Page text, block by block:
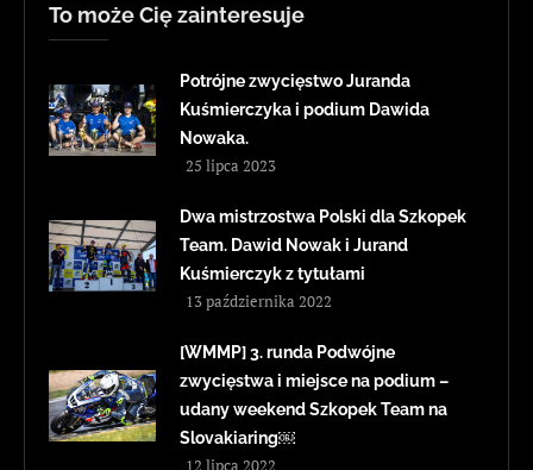
To może Cię zainteresuje
Potrójne zwycięstwo Juranda
Kuśmierczyka i podium Dawida
Nowaka.
25 lipca 2023
Dwa mistrzostwa Polski dla Szkopek
Team. Dawid Nowak i Jurand
Kuśmierczyk z tytułami
13 października 2022
[WMMP] 3. runda Podwójne
zwycięstwa i miejsce na podium –
udany weekend Szkopek Team na
Slovakiaring￼
12 lipca 2022